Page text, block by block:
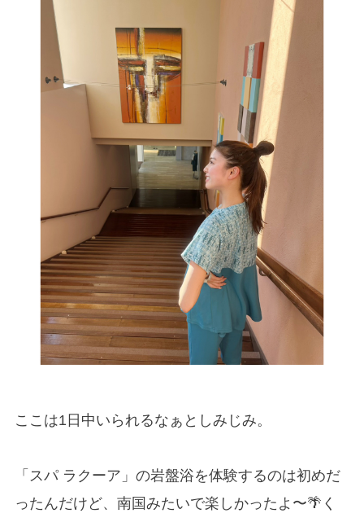
ここは1日中いられるなぁとしみじみ。
「スパ ラクーア」の岩盤浴を体験するのは初めだ
ったんだけど、南国みたいで楽しかったよ〜🌴く